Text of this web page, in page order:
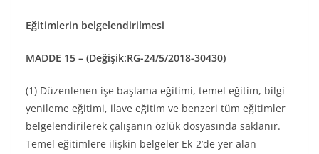
Eğitimlerin belgelendirilmesi
MADDE 15 – (Değişik:RG-24/5/2018-30430)
(1) Düzenlenen işe başlama eğitimi, temel eğitim, bilgi
yenileme eğitimi, ilave eğitim ve benzeri tüm eğitimler
belgelendirilerek çalışanın özlük dosyasında saklanır.
Temel eğitimlere ilişkin belgeler Ek-2’de yer alan